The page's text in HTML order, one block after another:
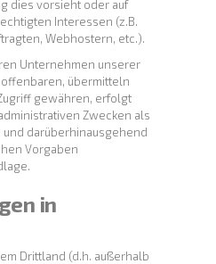
dies vorsieht oder auf
Interessen (z.B.
Webhostern, etc.).
Unternehmen unserer
übermitteln
gewähren, erfolgt
Zwecken als
darüberhinausgehend
Vorgaben
in
Drittland (d.h. außerhalb